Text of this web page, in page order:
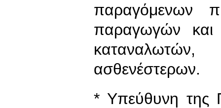
παραγόμενων
παραγωγών
ασθενέστερων.
* Υπεύθυνη της